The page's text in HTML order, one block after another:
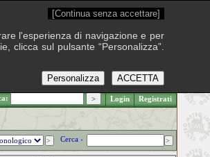
.: Sabato 8 agosto 2026
Login Registrati
Cerca ›
[Continua senza accettare]
l'esperienza di navigazione e per
clicca sul pulsante “Personalizza”.
ACCETTA
Personalizza